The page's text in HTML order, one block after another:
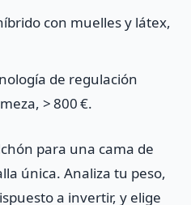
con muelles y látex,
de regulación
> 800 €.
para una cama de
única. Analiza tu peso,
a invertir, y elige